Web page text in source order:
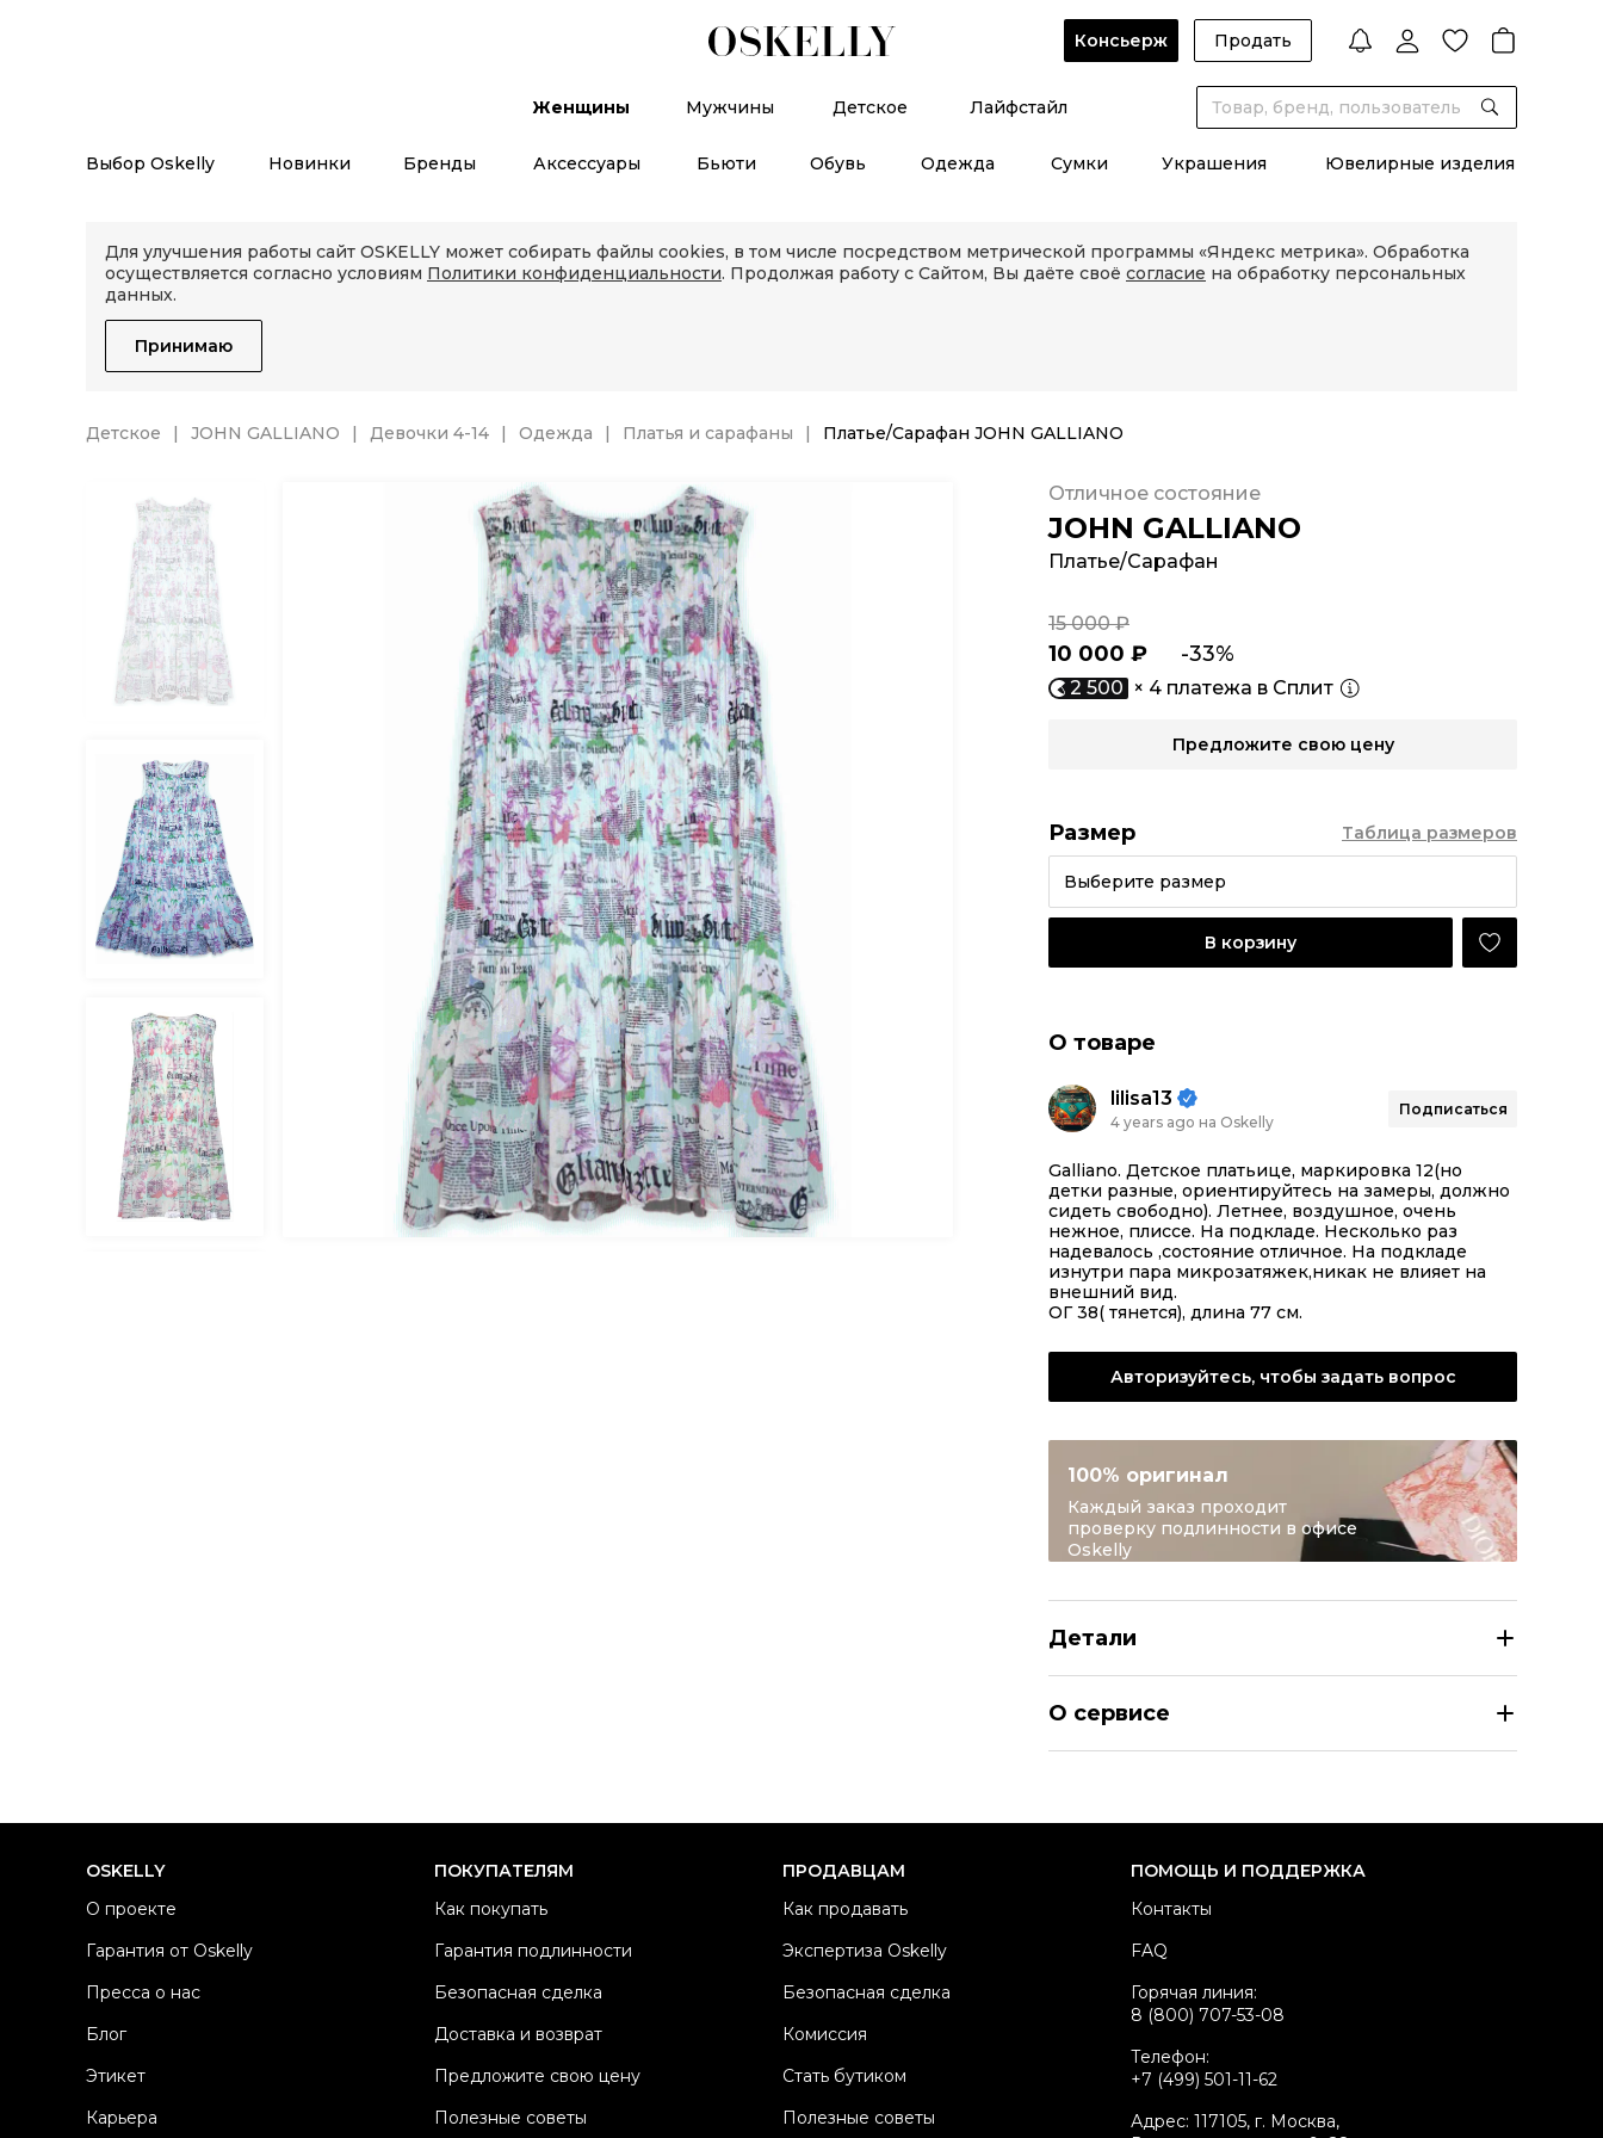
Консьерж Продать
Женщины Мужчины Детское Лайфстайл
Выбор Oskelly Новинки Бренды Аксессуары Бьюти Обувь Одежда Сумки Украшения Ювелирные изделия
Для улучшения работы сайт OSKELLY может собирать файлы cookies, в том числе посредством метрической программы «Яндекс метрика». Обработка
осуществляется согласно условиям Политики конфиденциальности. Продолжая работу с Сайтом, Вы даёте своё согласие на обработку персональных
данных.
Принимаю
Детское JOHN GALLIANO Девочки 4-14 Одежда Платья и сарафаны Платье/Сарафан JOHN GALLIANO
JOHN GALLIANO
Платье/Сарафан
Отличное состояние
10 000 ₽ -33%
15 000 ₽
2 500 × 4 платежа в Сплит
Предложите свою цену
Размер
Выберите размер
Таблица размеров
В корзину
О товаре
lilisa13
4 years ago на Oskelly
Подписаться
Galliano. Детское платьице, маркировка 12(но
детки разные, ориентируйтесь на замеры, должно
сидеть свободно). Летнее, воздушное, очень
нежное, плиссе. На подкладе. Несколько раз
надевалось ,состояние отличное. На подкладе
изнутри пара микрозатяжек,никак не влияет на
внешний вид.
ОГ 38( тянется), длина 77 см.
Авторизуйтесь, чтобы задать вопрос
100% оригинал
Каждый заказ проходит
проверку подлинности в офисе
Oskelly
Детали
Состояние товара
Продавец
О сервисе
OSKELLY
О проекте
Гарантия от Oskelly
Пресса о нас
Блог
Этикет
Карьера
ПОКУПАТЕЛЯМ
Как покупать
Гарантия подлинности
Безопасная сделка
Доставка и возврат
Предложите свою цену
Полезные советы
ПРОДАВЦАМ
Как продавать
Экспертиза Oskelly
Безопасная сделка
Комиссия
Стать бутиком
Полезные советы
ПОМОЩЬ И ПОДДЕРЖКА
Контакты
FAQ
Горячая линия:
8 (800) 707-53-08
Телефон:
+7 (499) 501-11-62
Адрес: 117105, г. Москва,